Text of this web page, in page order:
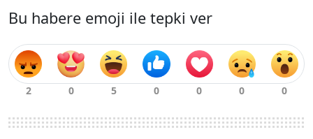
Bu habere emoji ile tepki ver